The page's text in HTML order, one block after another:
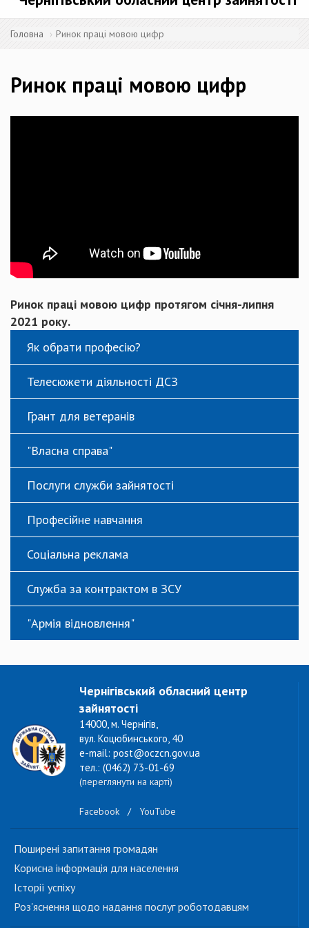
Головна Ринок праці мовою цифр
Ринок праці мовою цифр
Ринок праці мовою цифр протягом січня-липня
2021 року.
Як обрати професію?
Телесюжети діяльності ДСЗ
Грант для ветеранів
"Власна справа"
Послуги служби зайнятості
Професійне навчання
Соціальна реклама
Служба за контрактом в ЗСУ
"Армія відновлення"
Чернігівський обласний центр
зайнятості
14000, м. Чернігів,
вул. Коцюбинського, 40
e-mail: post@oczcn.gov.ua
тел.: (0462) 73-01-69
(переглянути на карті)
Facebook / YouTube
Поширені запитання громадян
Корисна інформація для населення
Історії успіху
Роз'яснення щодо надання послуг роботодавцям